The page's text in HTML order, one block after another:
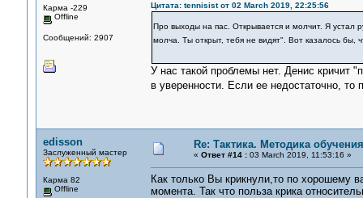
Карма -229
Offline
Сообщений: 2907
Цитата: tennisist от 02 March 2019, 22:25:56
Про выходы на пас. Открывается и молчит. Я устал
молча. Ты открыт, тебя не видят". Вот казалось бы,
У нас такой проблемы нет. Денис
в уверенности. Если ее недостаточно,
edisson
Заслуженный мастер
Карма 82
Offline
Re: Тактика. Методика обучения
« Ответ #14 :03 March 2019, 11:53:16 »
Как только Вы крикнули,то по хорошему
момента. Так что польза крика